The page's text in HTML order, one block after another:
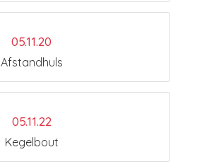
05.11.20
Afstandhuls
05.11.22
Kegelbout